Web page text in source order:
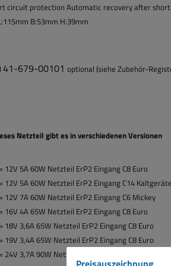
circuit protection Automatic recovery after
B:53mm H:39mm
41-679-00101 optional (siehe Zubehör-
Netzteil gibt es in verschiedenen Versionen
5A 60W Netzteil ErP2 Eingang C8 Euro
12V 5A 60W Netzteil ErP2 Eingang C14 Kaltgeräte
12V 7A 60W Netzteil ErP2 Eingang C6 Mickey
16V 4A 65W Netzteil ErP2 Eingang C8 Euro
18V 3,6A 65W Netzteil ErP2 Eingang C8 Euro
19V 3,4A 65W Netzteil ErP2 Eingang C8 Euro
24V 3,7A 90W Netzteil ErP2 Eingang